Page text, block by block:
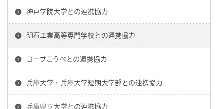
神戸学院大学との連携協力
明石工業高等専門学校との連携協力
コープこうべとの連携協力
兵庫大学・兵庫大学短期大学部との連携協力
兵庫県立大学との連携協力